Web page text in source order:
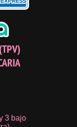
3 bajo